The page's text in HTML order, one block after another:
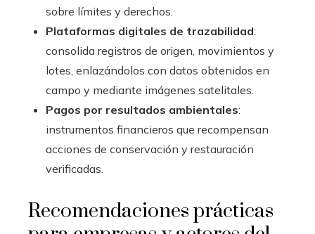
sobre límites y derechos.
Plataformas digitales de trazabilidad:
consolida registros de origen, movimientos y
lotes, enlazándolos con datos obtenidos en
campo y mediante imágenes satelitales.
Pagos por resultados ambientales:
instrumentos financieros que recompensan
acciones de conservación y restauración
verificadas.
Recomendaciones prácticas